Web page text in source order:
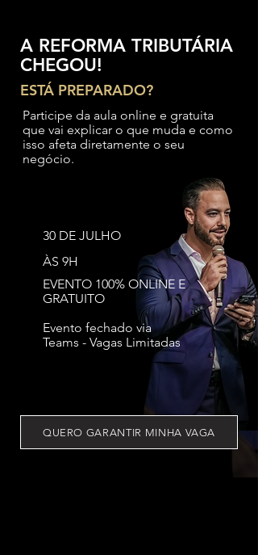
A REFORMA TRIBUTÁRIA
CHEGOU!
ESTÁ PREPARADO?
Participe da aula online e gratuita
que vai explicar o que muda e como
isso afeta diretamente o seu
negócio.
30 DE JULHO
ÀS 9H
EVENTO 100% ONLINE E
GRATUITO
Evento fechado via
Teams - Vagas Limitadas
QUERO GARANTIR MINHA VAGA